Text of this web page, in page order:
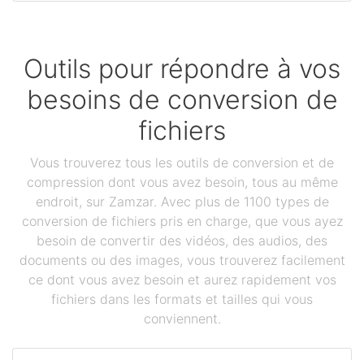
Outils pour répondre à vos
besoins de conversion de
fichiers
Vous trouverez tous les outils de conversion et de
compression dont vous avez besoin, tous au même
endroit, sur Zamzar. Avec plus de 1100 types de
conversion de fichiers pris en charge, que vous ayez
besoin de convertir des vidéos, des audios, des
documents ou des images, vous trouverez facilement
ce dont vous avez besoin et aurez rapidement vos
fichiers dans les formats et tailles qui vous
conviennent.